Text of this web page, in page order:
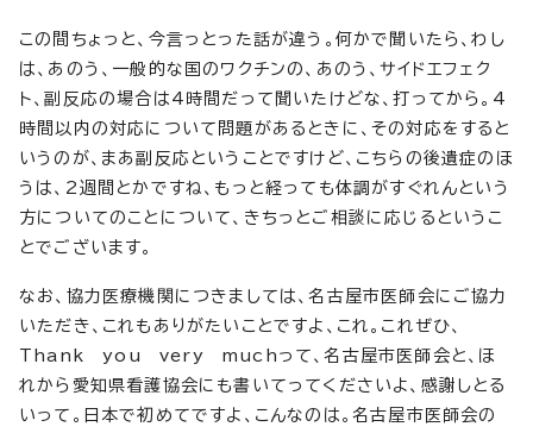
この間ちょっと、今言っとった話が違う。何かで聞いたら、わし
は、あのう、一般的な国のワクチンの、あのう、サイドエフェク
ト、副反応の場合は4時間だって聞いたけどな、打ってから。4
時間以内の対応について問題があるときに、その対応をすると
いうのが、まあ副反応ということですけど、こちらの後遺症のほ
うは、2週間とかですね、もっと経っても体調がすぐれんという
方についてのことについて、きちっとご相談に応じるというこ
とでございます。
なお、協力医療機関につきましては、名古屋市医師会にご協力
いただき、これもありがたいことですよ、これ。これぜひ、
Thank you very muchって、名古屋市医師会と、ほ
れから愛知県看護協会にも書いてってくださいよ、感謝しとる
いって。日本で初めてですよ、こんなのは。名古屋市医師会の